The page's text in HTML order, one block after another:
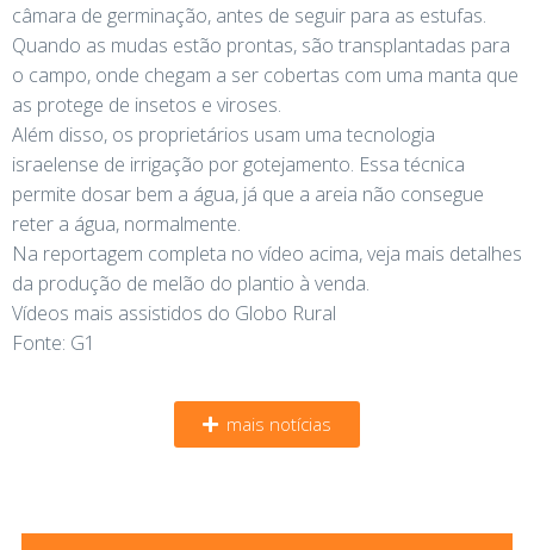
câmara de germinação, antes de seguir para as estufas.
Quando as mudas estão prontas, são transplantadas para
o campo, onde chegam a ser cobertas com uma manta que
as protege de insetos e viroses.
Além disso, os proprietários usam uma tecnologia
israelense de irrigação por gotejamento. Essa técnica
permite dosar bem a água, já que a areia não consegue
reter a água, normalmente.
Na reportagem completa no vídeo acima, veja mais detalhes
da produção de melão do plantio à venda.
Vídeos mais assistidos do Globo Rural
Fonte: G1
mais notícias